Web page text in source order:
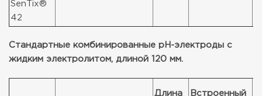
SenTix®
42
Стандартные комбинированные pH-электроды с
жидким электролитом, длиной 120 мм.
Длина
Встроенный